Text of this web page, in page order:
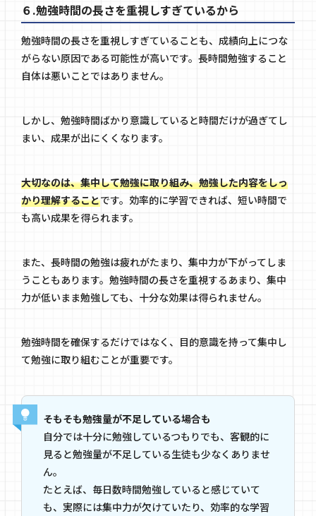
６.勉強時間の長さを重視しすぎているから
勉強時間の長さを重視しすぎていることも、成績向上につな
がらない原因である可能性が高いです。長時間勉強すること
自体は悪いことではありません。
しかし、勉強時間ばかり意識していると時間だけが過ぎてし
まい、成果が出にくくなります。
大切なのは、集中して勉強に取り組み、勉強した内容をしっ
かり理解することです。効率的に学習できれば、短い時間で
も高い成果を得られます。
また、長時間の勉強は疲れがたまり、集中力が下がってしま
うこともあります。勉強時間の長さを重視するあまり、集中
力が低いまま勉強しても、十分な効果は得られません。
勉強時間を確保するだけではなく、目的意識を持って集中し
て勉強に取り組むことが重要です。
そもそも勉強量が不足している場合も
自分では十分に勉強しているつもりでも、客観的に
見ると勉強量が不足している生徒も少なくありませ
ん。
たとえば、毎日数時間勉強していると感じていて
も、実際には集中力が欠けていたり、効率的な学習